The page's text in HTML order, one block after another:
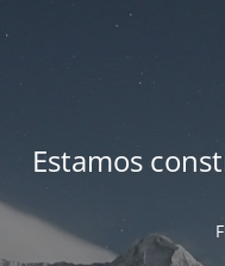
Estamos